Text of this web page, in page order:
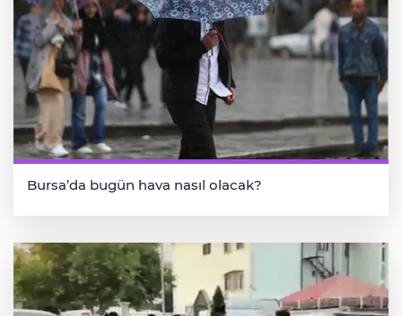
Bursa’da bugün hava nasıl olacak?